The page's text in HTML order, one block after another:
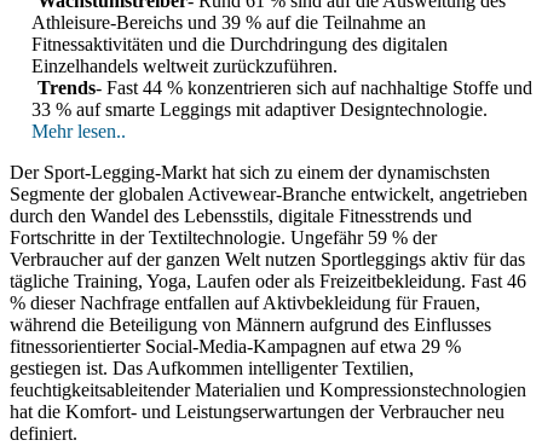
Athleisure-Bereichs und 39 % auf die Teilnahme an
Fitnessaktivitäten und die Durchdringung des digitalen
Einzelhandels weltweit zurückzuführen.
Trends- Fast 44 % konzentrieren sich auf nachhaltige Stoffe und
33 % auf smarte Leggings mit adaptiver Designtechnologie.
Mehr lesen..
Der Sport-Legging-Markt hat sich zu einem der dynamischsten
Segmente der globalen Activewear-Branche entwickelt, angetrieben
durch den Wandel des Lebensstils, digitale Fitnesstrends und
Fortschritte in der Textiltechnologie. Ungefähr 59 % der
Verbraucher auf der ganzen Welt nutzen Sportleggings aktiv für das
tägliche Training, Yoga, Laufen oder als Freizeitbekleidung. Fast 46
% dieser Nachfrage entfallen auf Aktivbekleidung für Frauen,
während die Beteiligung von Männern aufgrund des Einflusses
fitnessorientierter Social-Media-Kampagnen auf etwa 29 %
gestiegen ist. Das Aufkommen intelligenter Textilien,
feuchtigkeitsableitender Materialien und Kompressionstechnologien
hat die Komfort- und Leistungserwartungen der Verbraucher neu
definiert.